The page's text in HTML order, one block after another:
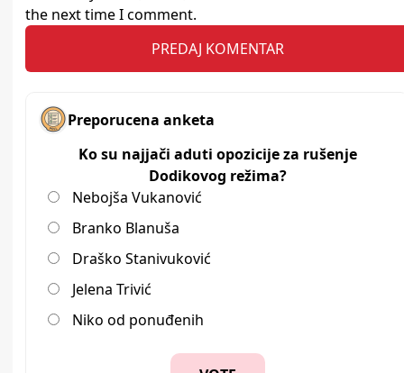
the next time I comment.
Preporucena anketa
Ko su najjači aduti opozicije za rušenje
Dodikovog režima?
Nebojša Vukanović
Branko Blanuša
Draško Stanivuković
Jelena Trivić
Niko od ponuđenih